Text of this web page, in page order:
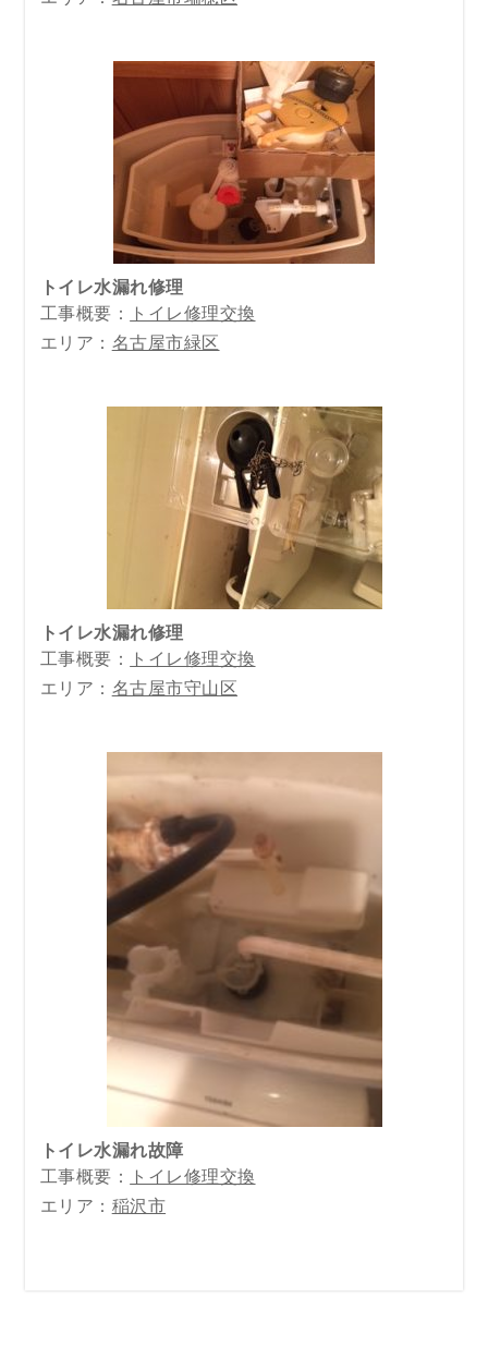
トイレ水漏れ修理
工事概要：
トイレ修理交換
エリア： 名古屋市緑区
トイレ水漏れ修理
工事概要：
トイレ修理交換
エリア： 名古屋市守山区
トイレ水漏れ故障
工事概要：
トイレ修理交換
エリア： 稲沢市